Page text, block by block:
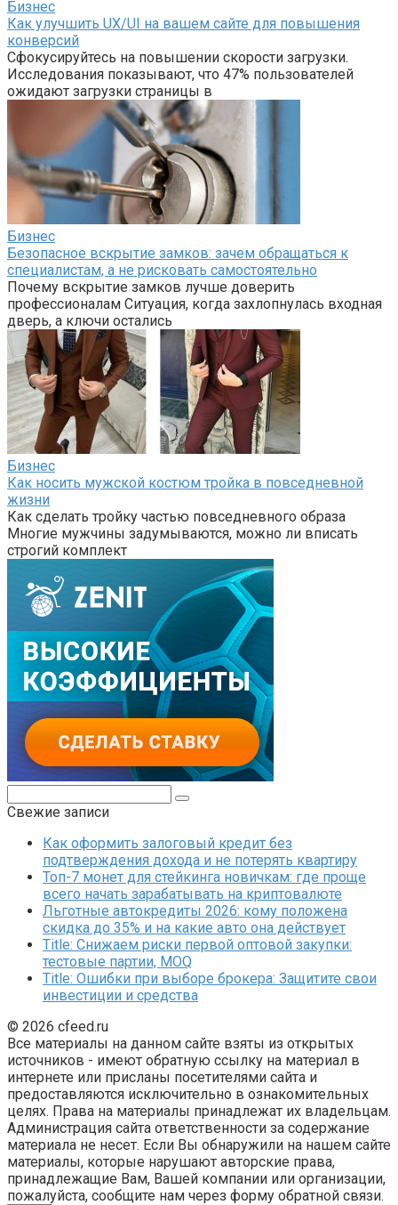
Бизнес
Как улучшить UX/UI на вашем сайте для повышения
конверсий
Сфокусируйтесь на повышении скорости загрузки.
Исследования показывают, что 47% пользователей
ожидают загрузки страницы в
Бизнес
Безопасное вскрытие замков: зачем обращаться к
специалистам, а не рисковать самостоятельно
Почему вскрытие замков лучше доверить
профессионалам Ситуация, когда захлопнулась входная
дверь, а ключи остались
Бизнес
Как носить мужской костюм тройка в повседневной
жизни
Как сделать тройку частью повседневного образа
Многие мужчины задумываются, можно ли вписать
строгий комплект
Свежие записи
Как оформить залоговый кредит без
подтверждения дохода и не потерять квартиру
Топ-7 монет для стейкинга новичкам: где проще
всего начать зарабатывать на криптовалюте
Льготные автокредиты 2026: кому положена
скидка до 35% и на какие авто она действует
Title: Снижаем риски первой оптовой закупки:
тестовые партии, MOQ
Title: Ошибки при выборе брокера: Защитите свои
инвестиции и средства
© 2026 cfeed.ru
Все материалы на данном сайте взяты из открытых
источников - имеют обратную ссылку на материал в
интернете или присланы посетителями сайта и
предоставляются исключительно в ознакомительных
целях. Права на материалы принадлежат их владельцам.
Администрация сайта ответственности за содержание
материала не несет. Если Вы обнаружили на нашем сайте
материалы, которые нарушают авторские права,
принадлежащие Вам, Вашей компании или организации,
пожалуйста, сообщите нам через форму обратной связи.